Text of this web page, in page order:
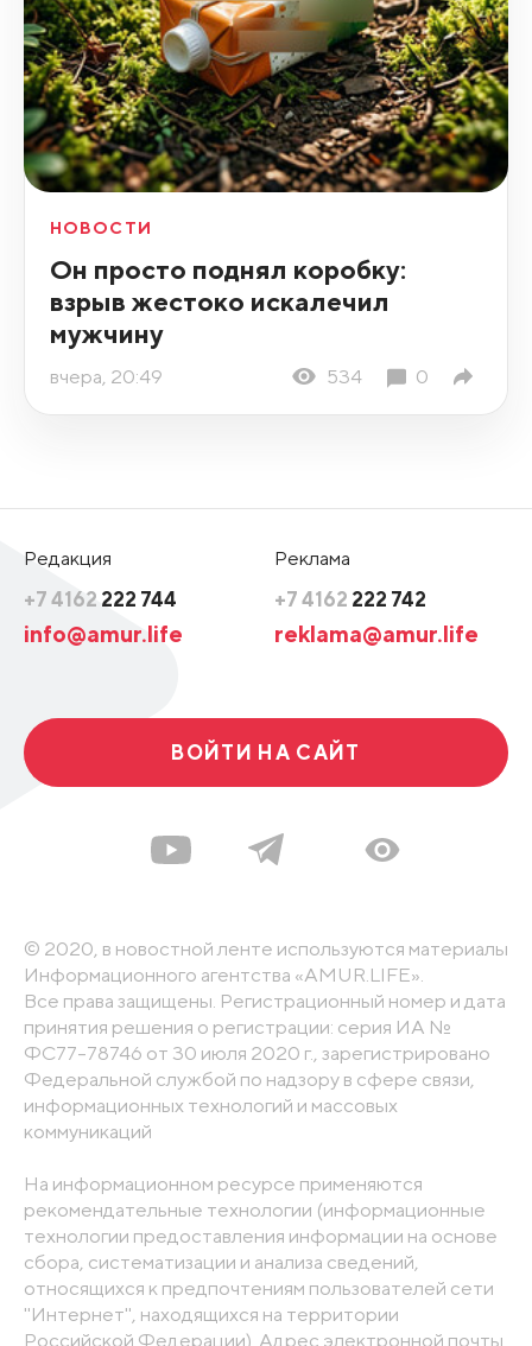
НОВОСТИ
Он просто поднял коробку:
взрыв жестоко искалечил
мужчину
вчера, 20:49 534 0
Редакция
+7 4162 222 744
info@amur.life
Реклама
+7 4162 222 742
reklama@amur.life
ВОЙТИ НА САЙТ
© 2020, в новостной ленте используются материалы
Информационного агентства «AMUR.LIFE».
Все права защищены. Регистрационный номер и дата
принятия решения о регистрации: серия ИА №
ФС77-78746 от 30 июля 2020 г., зарегистрировано
Федеральной службой по надзору в сфере связи,
информационных технологий и массовых
коммуникаций
На информационном ресурсе применяются
рекомендательные технологии (информационные
технологии предоставления информации на основе
сбора, систематизации и анализа сведений,
относящихся к предпочтениям пользователей сети
"Интернет", находящихся на территории
Российской Федерации). Адрес электронной почты